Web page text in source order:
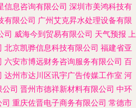
信息咨询有限公司 深圳市美鸿科技有
有限公司 广州艾克昇水处理设备有限
司 威海今到贸易有限公司 天气预报 上
北京凯骅信息科技有限公司 福建省亚
六安市博远财务咨询服务有限公司 百
达州市达川区讯宇广告传媒工作室 河
司 晋州市德祥新材料有限公司 中环
重庆佐晋电子商务有限公司 常德市